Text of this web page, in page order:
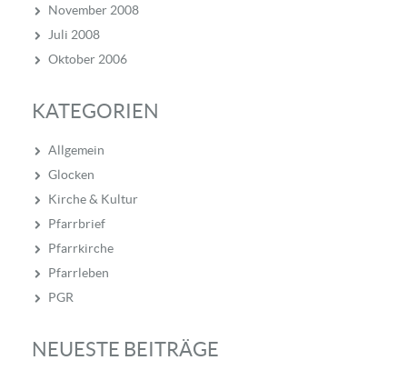
November 2008
Juli 2008
Oktober 2006
KATEGORIEN
Allgemein
Glocken
Kirche & Kultur
Pfarrbrief
Pfarrkirche
Pfarrleben
PGR
NEUESTE BEITRÄGE